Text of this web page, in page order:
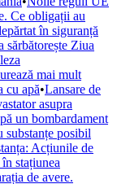
Ce obligații au
în siguranță
sărbătorește Ziua
mai mult
cu apă•Lansare de
asupra
un bombardament
substanțe posibil
Acțiunile de
stațiunea
de avere.